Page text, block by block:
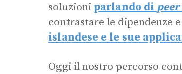
soluzioni parlando di
contrastare le dipendenze
islandese e le sue
Oggi il nostro percorso